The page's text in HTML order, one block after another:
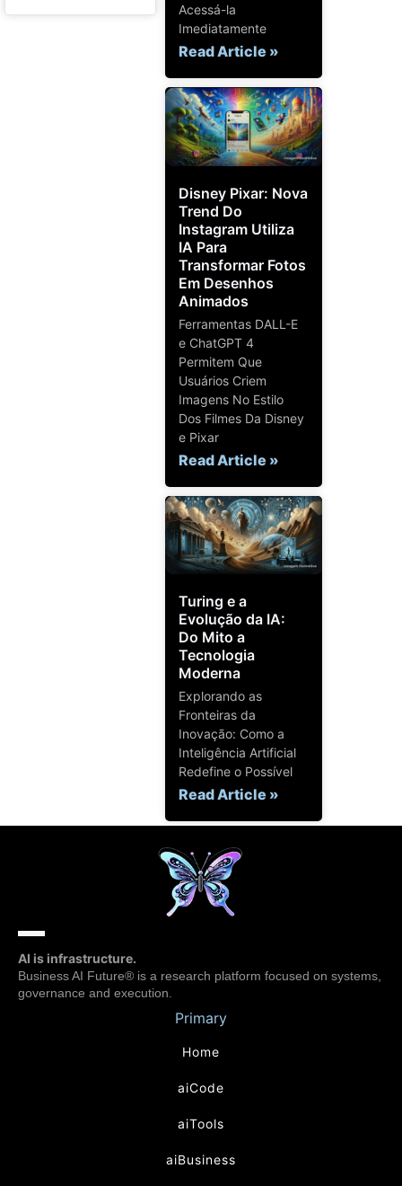
Acessá-la
Imediatamente
Read Article »
Disney Pixar: Nova
Trend Do
Instagram Utiliza
IA Para
Transformar Fotos
Em Desenhos
Animados
Ferramentas DALL-E
e ChatGPT 4
Permitem Que
Usuários Criem
Imagens No Estilo
Dos Filmes Da Disney
e Pixar
Read Article »
Turing e a
Evolução da IA:
Do Mito a
Tecnologia
Moderna
Explorando as
Fronteiras da
Inovação: Como a
Inteligência Artificial
Redefine o Possível
Read Article »
AI is infrastructure.
Business AI Future® is a research platform focused on systems,
governance and execution.
Primary
Home
aiCode
aiTools
aiBusiness